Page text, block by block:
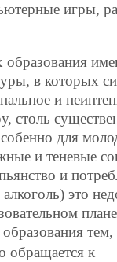
игры,
образования
в которых
и
столь
для
и теневые
и
это
тем,
обращается к